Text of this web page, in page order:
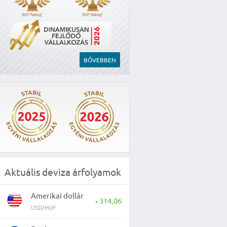
BŐVEBBEN
Aktuális deviza árfolyamok
Amerikai dollár
USD/HUF
▲ 314,06